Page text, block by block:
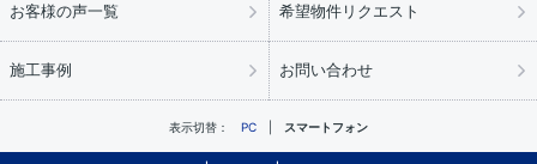
お客様の声一覧 希望物件リクエスト
施工事例 お問い合わせ
表示切替： PC スマートフォン